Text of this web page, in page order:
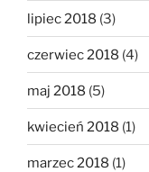
lipiec 2018 (3)
czerwiec 2018 (4)
maj 2018 (5)
kwiecień 2018 (1)
marzec 2018 (1)